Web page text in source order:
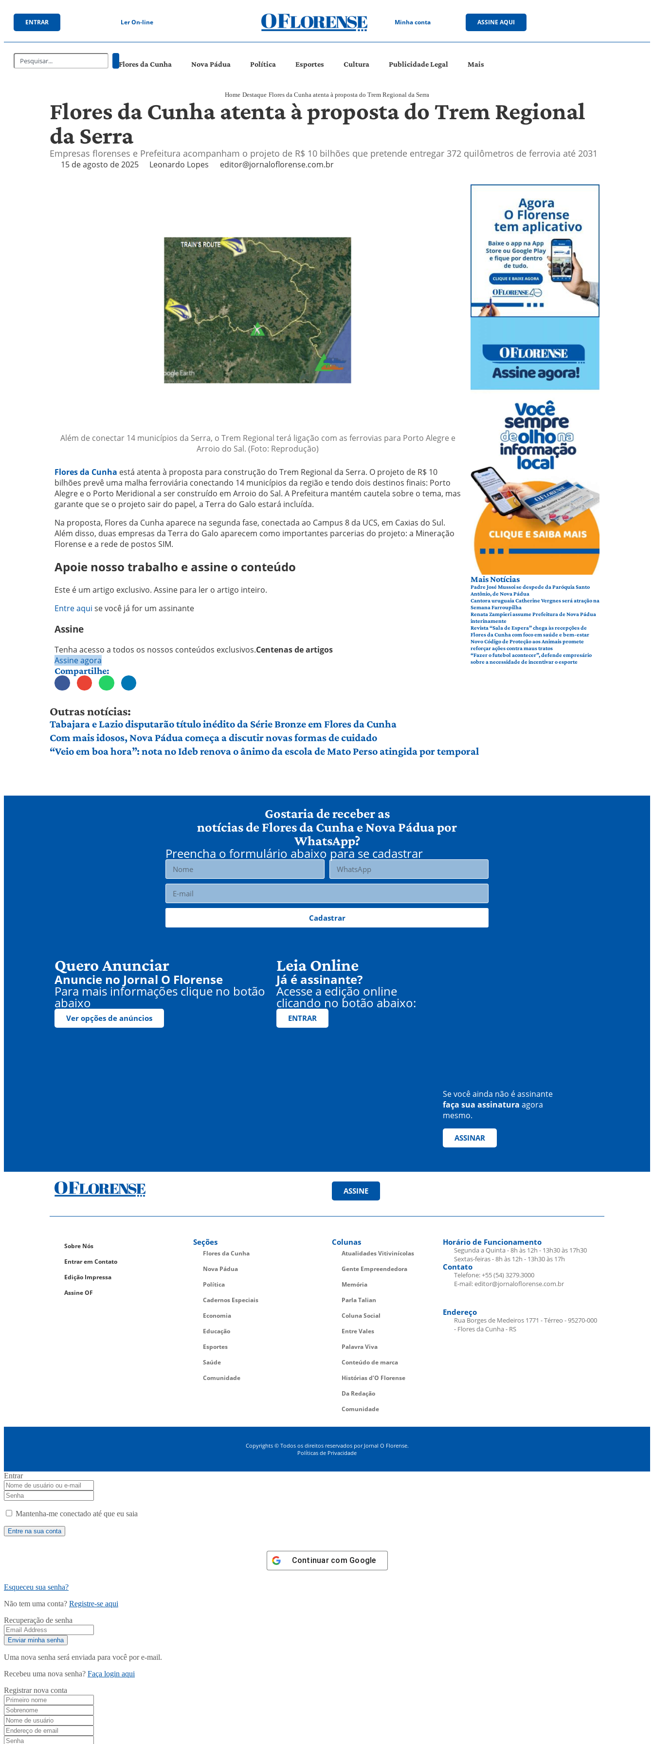
ENTRAR Ler On-line Minha conta ASSINE AQUI
Flores da Cunha Nova Pádua Política Esportes Cultura Publicidade Legal Mais
Home Destaque Flores da Cunha atenta à proposta do Trem Regional da Serra
Flores da Cunha atenta à proposta do Trem Regional
da Serra
Empresas florenses e Prefeitura acompanham o projeto de R$ 10 bilhões que pretende entregar 372 quilômetros de ferrovia até 2031
15 de agosto de 2025 Leonardo Lopes editor@jornaloflorense.com.br
Além de conectar 14 municípios da Serra, o Trem Regional terá ligação com as ferrovias para Porto Alegre e
Arroio do Sal. (Foto: Reprodução)
Flores da Cunha está atenta à proposta para construção do Trem Regional da Serra. O projeto de R$ 10
bilhões prevê uma malha ferroviária conectando 14 municípios da região e tendo dois destinos finais: Porto
Alegre e o Porto Meridional a ser construído em Arroio do Sal. A Prefeitura mantém cautela sobre o tema, mas
garante que se o projeto sair do papel, a Terra do Galo estará incluída.
Na proposta, Flores da Cunha aparece na segunda fase, conectada ao Campus 8 da UCS, em Caxias do Sul.
Além disso, duas empresas da Terra do Galo aparecem como importantes parcerias do projeto: a Mineração
Florense e a rede de postos SIM.
Apoie nosso trabalho e assine o conteúdo
Este é um artigo exclusivo. Assine para ler o artigo inteiro.
Entre aqui se você já for um assinante
Assine
Tenha acesso a todos os nossos conteúdos exclusivos.Centenas de artigos
Assine agora
Compartilhe:
Mais Notícias
Padre José Mussoi se despede da Paróquia Santo
Antônio, de Nova Pádua
Cantora uruguaia Catherine Vergnes será atração na
Semana Farroupilha
Renata Zampieri assume Prefeitura de Nova Pádua
interinamente
Revista “Sala de Espera” chega às recepções de
Flores da Cunha com foco em saúde e bem-estar
Novo Código de Proteção aos Animais promete
reforçar ações contra maus tratos
“Fazer o futebol acontecer”, defende empresário
sobre a necessidade de incentivar o esporte
Outras notícias:
Tabajara e Lazio disputarão título inédito da Série Bronze em Flores da Cunha
Com mais idosos, Nova Pádua começa a discutir novas formas de cuidado
“Veio em boa hora”: nota no Ideb renova o ânimo da escola de Mato Perso atingida por temporal
Gostaria de receber as
notícias de Flores da Cunha e Nova Pádua por
WhatsApp?
Preencha o formulário abaixo para se cadastrar
Cadastrar
Quero Anunciar
Anuncie no Jornal O Florense
Para mais informações clique no botão
abaixo
Ver opções de anúncios
Leia Online
Já é assinante?
Acesse a edição online
clicando no botão abaixo:
ENTRAR
Se você ainda não é assinante
faça sua assinatura agora
mesmo.
ASSINAR
ASSINE
Sobre Nós
Entrar em Contato
Edição Impressa
Assine OF
Seções
Flores da Cunha
Nova Pádua
Política
Cadernos Especiais
Economia
Educação
Esportes
Saúde
Comunidade
Colunas
Atualidades Vitivinícolas
Gente Empreendedora
Memória
Parla Talian
Coluna Social
Entre Vales
Palavra Viva
Conteúdo de marca
Histórias d’O Florense
Da Redação
Comunidade
Horário de Funcionamento
Segunda a Quinta - 8h às 12h - 13h30 às 17h30
Sextas-feiras - 8h às 12h - 13h30 às 17h
Contato
Telefone: +55 (54) 3279.3000
E-mail: editor@jornaloflorense.com.br
Endereço
Rua Borges de Medeiros 1771 - Térreo - 95270-000
- Flores da Cunha - RS
Copyrights © Todos os direitos reservados por Jornal O Florense.
Políticas de Privacidade
Entrar
Mantenha-me conectado até que eu saia
Continuar com Google
Esqueceu sua senha?
Não tem uma conta? Registre-se aqui
Recuperação de senha
Uma nova senha será enviada para você por e-mail.
Recebeu uma nova senha? Faça login aqui
Registrar nova conta